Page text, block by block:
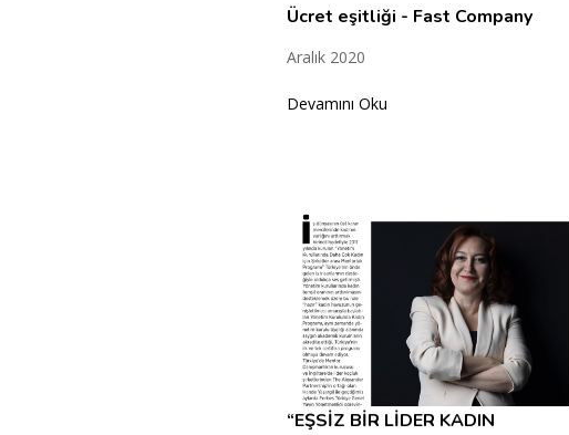
Ücret eşitliği - Fast Company
Aralık 2020
Devamını Oku
“EŞSİZ BİR LİDER KADIN